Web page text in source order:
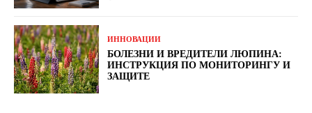
ИННОВАЦИИ
БОЛЕЗНИ И ВРЕДИТЕЛИ ЛЮПИНА:
ИНСТРУКЦИЯ ПО МОНИТОРИНГУ И
ЗАЩИТЕ